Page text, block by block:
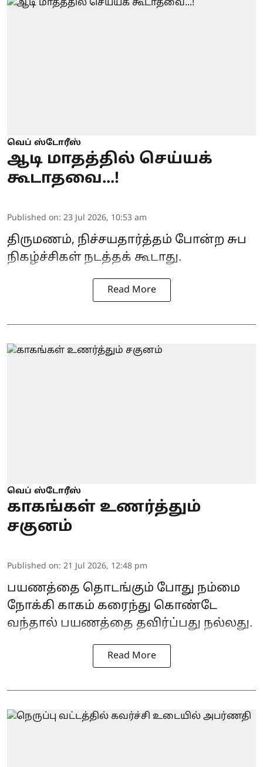
வெப் ஸ்டோரீஸ்
ஆடி மாதத்தில் செய்யக்
கூடாதவை...!
Published on: 23 Jul 2026, 10:53 am
திருமணம், நிச்சயதார்த்தம் போன்ற சுப
நிகழ்ச்சிகள் நடத்தக் கூடாது.
Read More
வெப் ஸ்டோரீஸ்
காகங்கள் உணர்த்தும்
சகுனம்
Published on: 21 Jul 2026, 12:48 pm
பயணத்தை தொடங்கும் போது நம்மை
நோக்கி காகம் கரைந்து கொண்டே
வந்தால் பயணத்தை தவிர்ப்பது நல்லது.
Read More